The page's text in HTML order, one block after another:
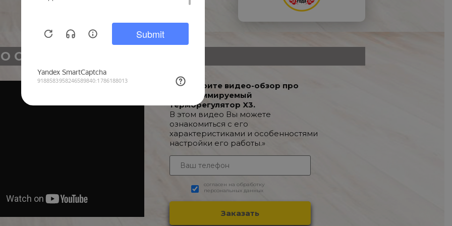
О ТОВАРЕ
Посмотрите видео-обзор про
Программируемый
терморегулятор X3.
В этом видео Вы можете
ознакомиться с его
характеристиками и особенностями
настройки его работы.»
согласен на обработку
персональных данных